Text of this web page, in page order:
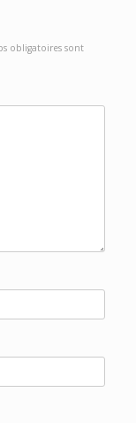
obligatoires sont